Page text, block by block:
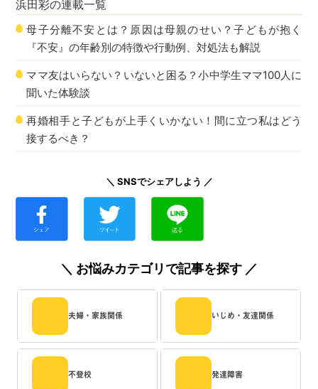
浜田彩の連載一覧
母子分離不安とは？原因は母親のせい？子どもが抱く
『不安』の年齢別の特徴や行動例、対処法も解説
ママ友はいらない？いないと困る？小中学生ママ100人に
聞いた体験談
再婚相手と子どもが上手くいかない！間に立つ私はどう
接するべき？
＼ SNSでシェアしよう ／
＼ お悩みカテゴリで記事を探す ／
夫婦・家族関係 いじめ・友達関係
不登校 発達障害